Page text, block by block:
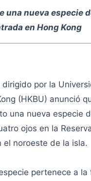
una nueva especie
en Hong Kong
dirigido por la
(HKBU) anunció
una nueva especie
ojos en la
el noroeste de la isla.
pertenece a la